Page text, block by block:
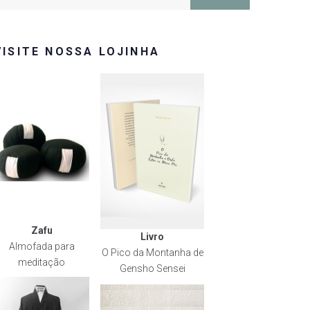
NOSSA LOJINHA
Zafu
Almofada para
meditação
Livro
O Pico da Montanha de
Gensho Sensei